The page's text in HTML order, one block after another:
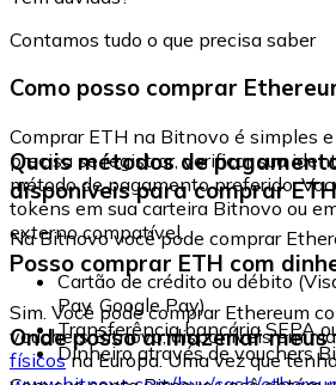
Contamos tudo o que precisa saber
Como posso comprar
Comprar ETH na Bitnovo é simples e
precisa se registrar, verificar sua
método de pagamento preferido.
tokens em sua carteira Bitnovo ou
externo compatível.
Quais métodos de
disponíveis para comprar
Na Bitnovo você pode comprar
Cartão de crédito ou débito
Pay, Google Pay)
Transferência bancária SEPA
Dinheiro através de vouchers
Posso comprar ETH com
Sim. Você pode comprar Ethereum
vouchers Bitnovo, disponíveis em
físicosna Europa. Uma vez que
Onde posso armazenar meus